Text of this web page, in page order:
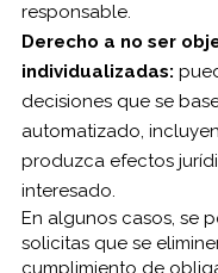
responsable.
Derecho a no ser
individualizadas:
decisiones que se
automatizado,
produzca efectos
interesado.
En algunos casos, se
solicitas que se
cumplimiento de